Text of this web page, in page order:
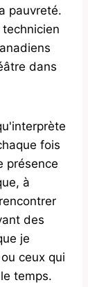
pauvreté.
dans
fois
présence
à
des
je
ceux qui
temps.